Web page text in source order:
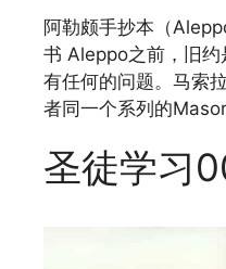
RSS FEED
EMBED
阿勒颇手抄本（
书 Aleppo之前，旧约
有任何的问题。马索
者同一个系列的
圣徒学习